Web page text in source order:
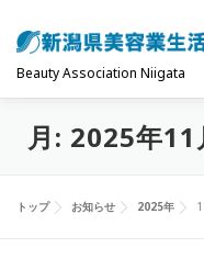
ン
Beauty Association Niigata
トップ 組合につ
月: 2025年11
トップ お知らせ 2025年